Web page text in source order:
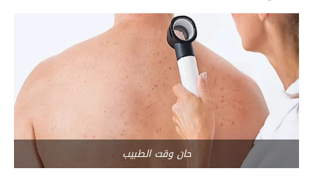
حان وقت الطبيب